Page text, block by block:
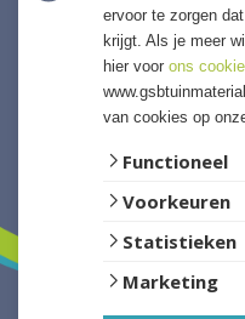
ervoor te zorgen
krijgt. Als je meer
hier voor ons
van cookies op
Functioneel
Voorkeuren
Statistieken
Marketing